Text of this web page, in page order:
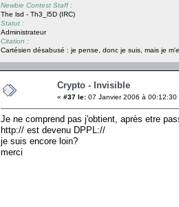
Newbie Contest Staff :
The lsd - Th3_l5D (IRC)
Statut :
Administrateur
Citation :
Cartésien désabusé : je pense, donc je suis, mais je
Crypto - Invisible
« #37 le: 07 Janvier 2006 à 00:12:30
Je ne comprend pas j'obtient, après etre
http:// est devenu DPPL://
je suis encore loin?
merci